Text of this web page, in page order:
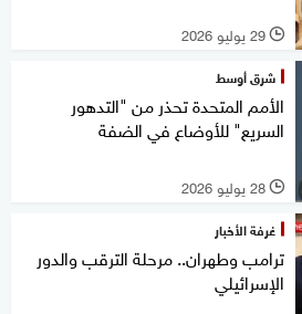
l 29 يوليو 2026
شرق أوسط
الأمم المتحدة تحذر من "التدهور
السريع" للأوضاع في الضفة
l 28 يوليو 2026
غرفة الأخبار
ترامب وطهران.. مرحلة الترقب والدور
الإسرائيلي